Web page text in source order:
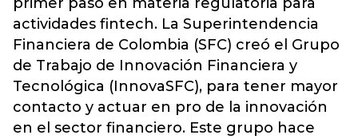
actividades fintech. La Superintendencia
Financiera de Colombia (SFC) creó el Grupo
de Trabajo de Innovación Financiera y
Tecnológica (InnovaSFC), para tener mayor
contacto y actuar en pro de la innovación
en el sector financiero. Este grupo hace